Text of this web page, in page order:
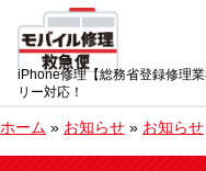
iPhone修理【総務省登録修理
リー対応！
ホーム » お知らせ » お知らせ